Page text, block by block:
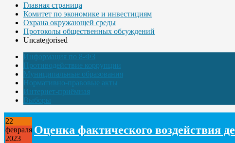
Главная страница
Комитет по экономике и инвестициям
Охрана окружающей среды
Протоколы общественных обсуждений
Uncategorised
Информация по 8-ФЗ
Противодействие коррупции
Муниципальные образования
Нормативно-правовые акты
Интернет-приёмная
Выборы
22
февраля
2023
Оценка фактического воздействия